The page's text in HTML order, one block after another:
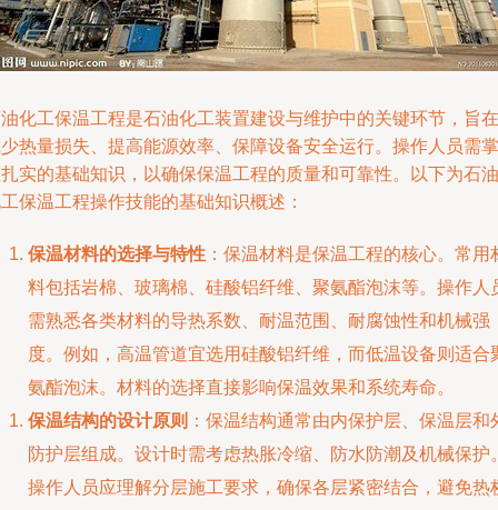
化工保温工程是石油化工装置建设与维护中的关键环节，旨在
热量损失、提高能源效率、保障设备安全运行。操作人员需掌
实的基础知识，以确保保温工程的质量和可靠性。以下为石油
保温工程操作技能的基础知识概述：
保温材料的选择与特性 ：保温材料是保温工程的核心。常用
料包括岩棉、玻璃棉、硅酸铝纤维、聚氨酯泡沫等。操作人
需熟悉各类材料的导热系数、耐温范围、耐腐蚀性和机械强
度。例如，高温管道宜选用硅酸铝纤维，而低温设备则适合
氨酯泡沫。材料的选择直接影响保温效果和系统寿命。
保温结构的设计原则 ：保温结构通常由内保护层、保温层和
防护层组成。设计时需考虑热胀冷缩、防水防潮及机械保护
操作人员应理解分层施工要求，确保各层紧密结合，避免热